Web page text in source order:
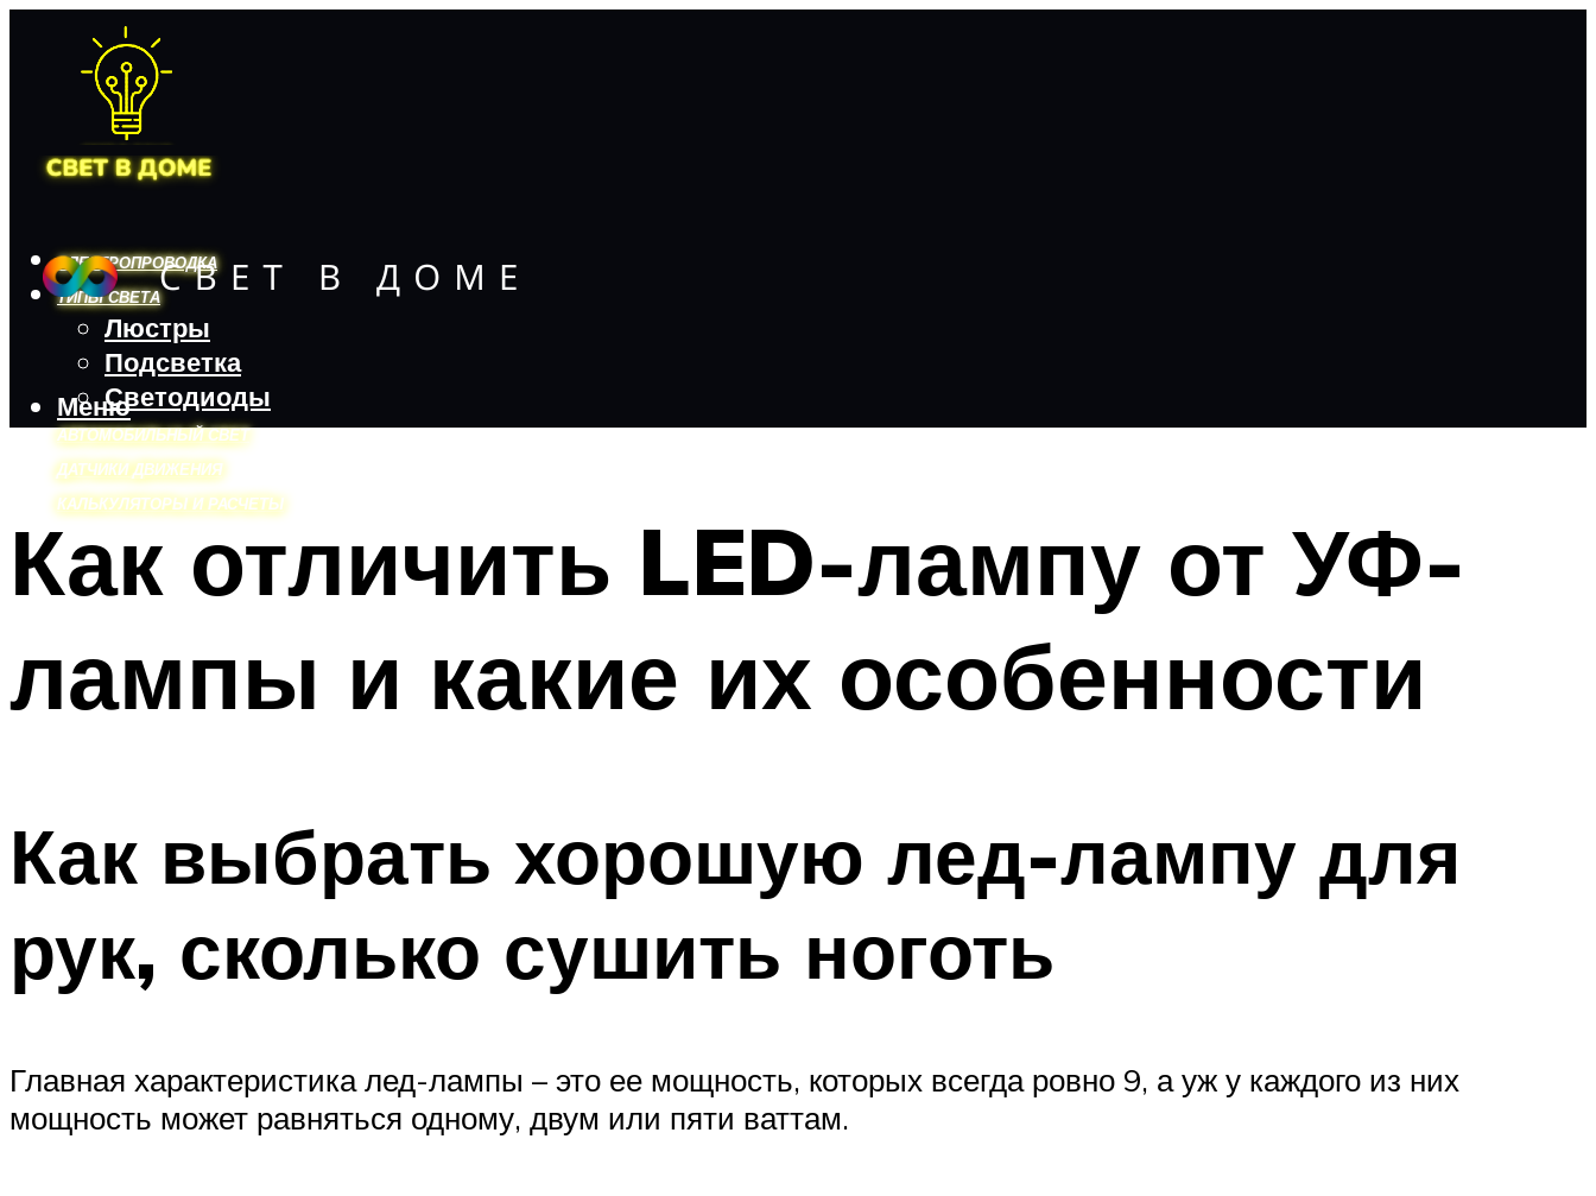
ЭЛЕКТРОПРОВОДКА
ТИПЫ СВЕТА
Люстры
Подсветка
Светодиоды
АВТОМОБИЛЬНЫЙ СВЕТ
ДАТЧИКИ ДВИЖЕНИЯ
КАЛЬКУЛЯТОРЫ И РАСЧЕТЫ
Меню
Меню
Как отличить LED-лампу от УФ-
лампы и какие их особенности
Как выбрать хорошую лед-лампу для
рук, сколько сушить ноготь
Главная характеристика лед-лампы – это ее мощность, которых всегда ровно 9, а уж у каждого из них
мощность может равняться одному, двум или пяти ваттам.